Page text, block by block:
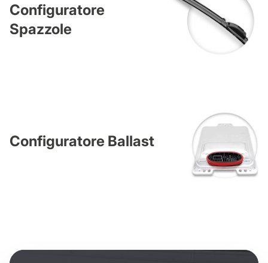
Configuratore
Spazzole
Configuratore Ballast